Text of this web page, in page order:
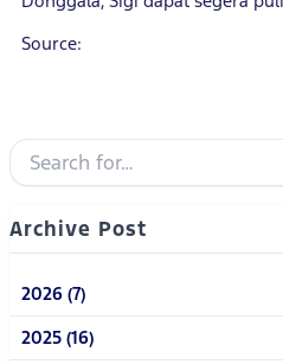
Source:
Archive Post
2026 (7)
2025 (16)